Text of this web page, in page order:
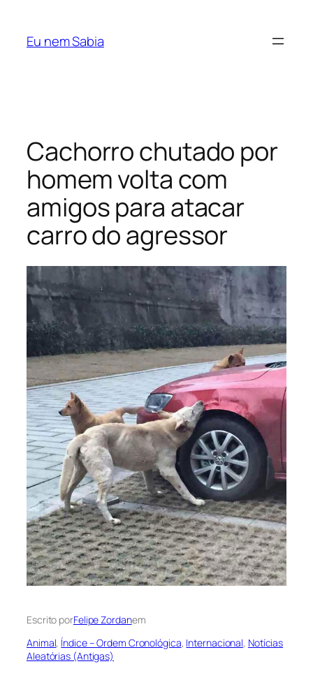
Eu nem Sabia
Cachorro chutado por
homem volta com
amigos para atacar
carro do agressor
Escrito porFelipe Zordanem
Animal, Índice – Ordem Cronológica, Internacional, Notícias
Aleatórias (Antigas)